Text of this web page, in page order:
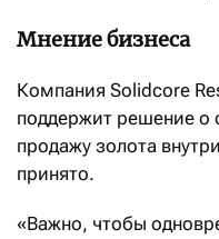
Мнение бизнеса
Компания Solidcore
поддержит решение о
продажу золота
принято.
«Важно, чтобы